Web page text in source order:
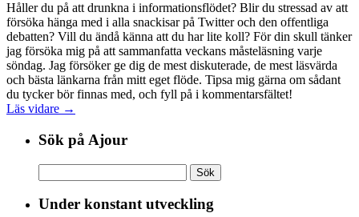
Håller du på att drunkna i informationsflödet? Blir du stressad av att
försöka hänga med i alla snackisar på Twitter och den offentliga
debatten? Vill du ändå känna att du har lite koll? För din skull tänker
jag försöka mig på att sammanfatta veckans måsteläsning varje
söndag. Jag försöker ge dig de mest diskuterade, de mest läsvärda
och bästa länkarna från mitt eget flöde. Tipsa mig gärna om sådant
du tycker bör finnas med, och fyll på i kommentarsfältet!
Läs vidare →
Sök på Ajour
efter:
Under konstant utveckling